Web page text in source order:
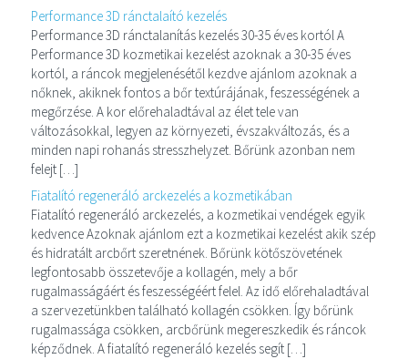
Performance 3D ránctalaító kezelés
Performance 3D ránctalanítás kezelés 30-35 éves kortól A
Performance 3D kozmetikai kezelést azoknak a 30-35 éves
kortól, a ráncok megjelenésétől kezdve ajánlom azoknak a
nőknek, akiknek fontos a bőr textúrájának, feszességének a
megőrzése. A kor előrehaladtával az élet tele van
változásokkal, legyen az környezeti, évszakváltozás, és a
minden napi rohanás stresszhelyzet. Bőrünk azonban nem
felejt […]
Fiatalító regeneráló arckezelés a kozmetikában
Fiatalító regeneráló arckezelés, a kozmetikai vendégek egyik
kedvence Azoknak ajánlom ezt a kozmetikai kezelést akik szép
és hidratált arcbőrt szeretnének. Bőrünk kötőszövetének
legfontosabb összetevője a kollagén, mely a bőr
rugalmasságáért és feszességéért felel. Az idő előrehaladtával
a szervezetünkben található kollagén csökken. Így bőrünk
rugalmassága csökken, arcbőrünk megereszkedik és ráncok
képződnek. A fiatalító regeneráló kezelés segít […]